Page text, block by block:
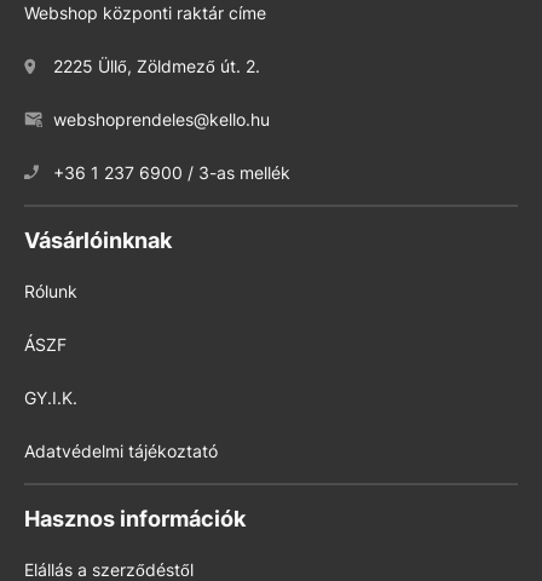
Webshop központi raktár címe
2225 Üllő, Zöldmező út. 2.
webshoprendeles@kello.hu
+36 1 237 6900 / 3-as mellék
Vásárlóinknak
Rólunk
ÁSZF
GY.I.K.
Adatvédelmi tájékoztató
Hasznos információk
Elállás a szerződéstől